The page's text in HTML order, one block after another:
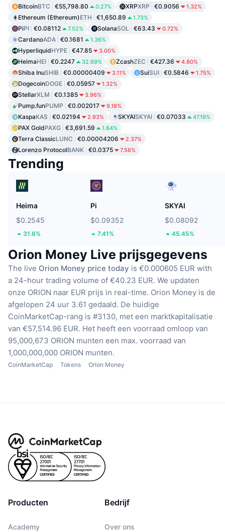
BitcoinBTC €55,798.80 0.27% XRPXRP €0.9056 1.32%
Ethereum (Ethereum)ETH €1,650.89 1.73%
PiPI €0.08112 7.52% SolanaSOL €63.43 0.72%
CardanoADA €0.1681 1.36%
HyperliquidHYPE €47.85 3.00%
HeimaHEI €0.2247 32.69% ZcashZEC €427.36 4.80%
Shiba InuSHIB €0.00000409 3.11% SuiSUI €0.5846 1.75%
DogecoinDOGE €0.05957 1.32%
StellarXLM €0.1385 3.96%
Pump.funPUMP €0.002017 9.18%
KaspaKAS €0.02194 2.93% SKYAISKYAI €0.07033 47.19%
PAX GoldPAXG €3,691.59 1.64%
Terra ClassicLUNC €0.00004206 2.37%
Lorenzo ProtocolBANK €0.0375 7.56%
Trending
Heima
$0.2545
31.6%
Pi
$0.09352
7.41%
SKYAI
$0.08092
45.45%
Orion Money Live prijsgegevens
The live Orion Money price today is €0.000605 EUR with
a 24-hour trading volume of €40.23 EUR. We updaten
onze ORION naar EUR prijs in real-time. Orion Money is de
afgelopen 24 uur 3.61 gedaald. De huidige
CoinMarketCap-rang is #3130, met een marktkapitalisatie
van €57,514.96 EUR. Het heeft een voorraad omloop van
95,000,673 ORION munten een max. voorraad van
1,000,000,000 ORION munten.
CoinMarketCap Tokens Orion Money
Producten
Academy
Bedrijf
Over ons